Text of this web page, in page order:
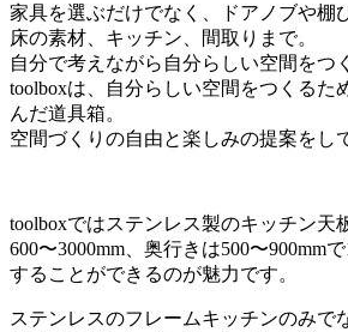
家具を選ぶだけでなく、ドアノブや棚
床の素材、キッチン、間取りまで。
自分で考えながら自分らしい空間をつ
toolboxは、自分らしい空間をつくるた
んだ道具箱。
空間づくりの自由と楽しみの提案をし
toolboxではステンレス製のキッチン天
600〜3000mm、奥行きは500〜900mm
することができるのが魅力です。
ステンレスのフレームキッチンのみで